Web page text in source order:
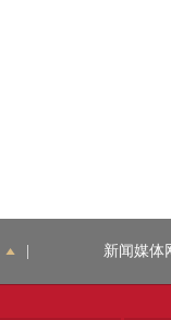
新闻媒体